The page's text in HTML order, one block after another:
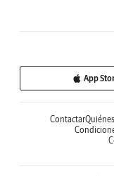
App
Contactar